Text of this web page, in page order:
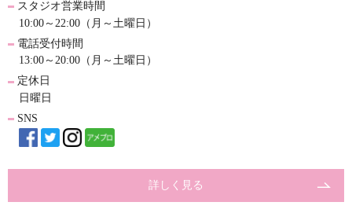
スタジオ営業時間
10:00～22:00（月～土曜日）
電話受付時間
13:00～20:00（月～土曜日）
定休日
日曜日
SNS
詳しく見る